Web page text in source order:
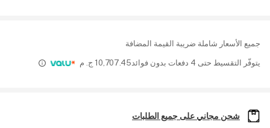
جميع الأسعار شاملة ضريبة القيمة المضافة
يتوفّر التقسيط حتى 4 دفعات بدون فوائد 10,707.45 ج. م
شحن مجاني على جميع الطلبات